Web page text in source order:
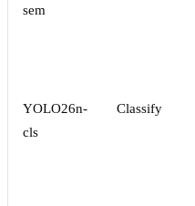
sem
YOLO26n-
cls
Classify